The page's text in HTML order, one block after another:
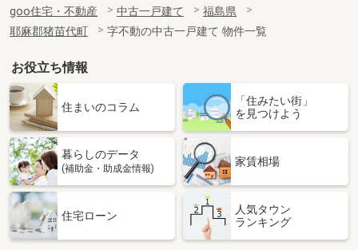
goo住宅・不動産 中古一戸建て
福島県
耶麻郡猪苗代町
字不動の中古一戸建て 物件一覧
お役立ち情報
住まいのコラム
「住みたい街」
を見つけよう
暮らしのデータ
(補助金・助成金情報)
家賃相場
住宅ローン
人気タウン
ランキング